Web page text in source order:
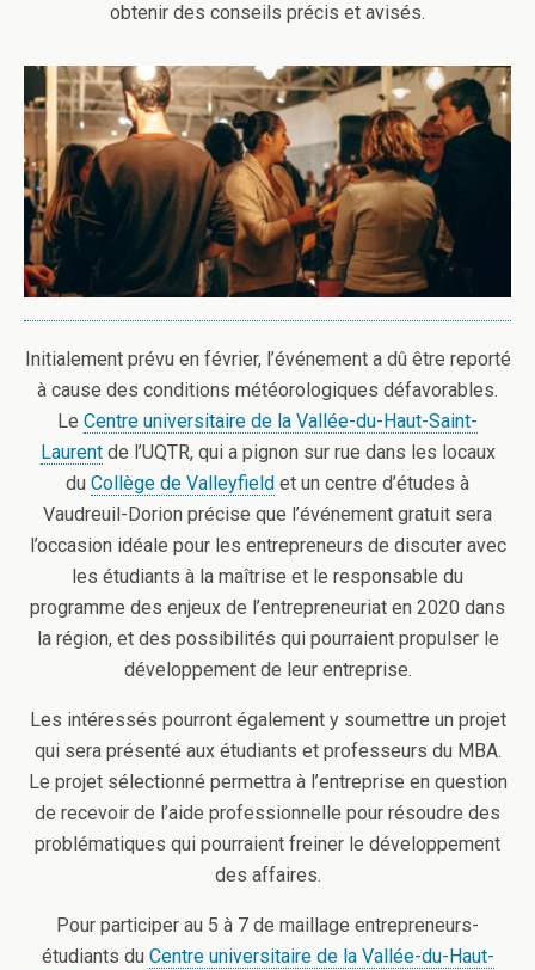
obtenir des conseils précis et avisés.
Initialement prévu en février, l’événement a dû être reporté
à cause des conditions météorologiques défavorables.
Le Centre universitaire de la Vallée-du-Haut-Saint-
Laurentde l’UQTR, qui a pignon sur rue dans les locaux
du Collège de Valleyfield et un centre d’études à
Vaudreuil-Dorion précise que l’événement gratuit sera
l’occasion idéale pour les entrepreneurs de discuter avec
les étudiants à la maîtrise et le responsable du
programme des enjeux de l’entrepreneuriat en 2020 dans
la région, et des possibilités qui pourraient propulser le
développement de leur entreprise.
Les intéressés pourront également y soumettre un projet
qui sera présenté aux étudiants et professeurs du MBA.
Le projet sélectionné permettra à l’entreprise en question
de recevoir de l’aide professionnelle pour résoudre des
problématiques qui pourraient freiner le développement
des affaires.
Pour participer au 5 à 7 de maillage entrepreneurs-
étudiants du Centre universitaire de la Vallée-du-Haut-